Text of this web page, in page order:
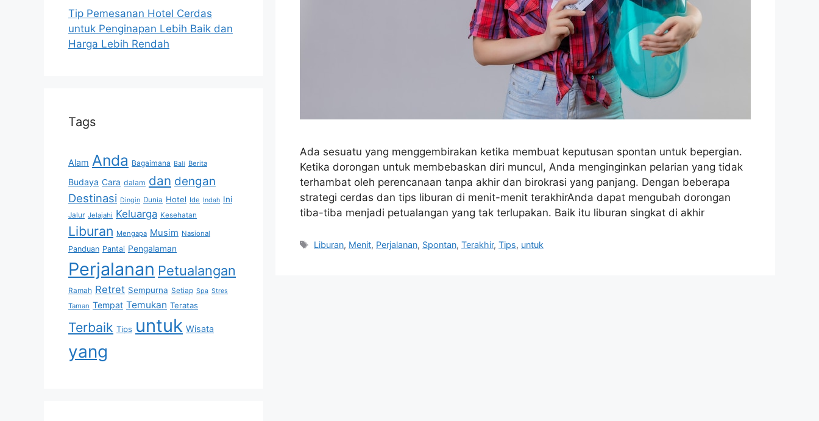
Ada sesuatu yang menggembirakan ketika membuat keputusan spontan untuk bepergian.
Ketika dorongan untuk membebaskan diri muncul, Anda menginginkan pelarian yang tidak
terhambat oleh perencanaan tanpa akhir dan birokrasi yang panjang. Dengan beberapa
strategi cerdas dan tips liburan di menit-menit terakhirAnda dapat mengubah dorongan
tiba-tiba menjadi petualangan yang tak terlupakan. Baik itu liburan singkat di akhir
Tags
Liburan, Menit, Perjalanan, Spontan,Terakhir,Tips, untuk
Tip Pemesanan Hotel Cerdas
untuk Penginapan Lebih Baik dan
Harga Lebih Rendah
Tags
Alam Anda Bagaimana Bali Berita
Budaya Cara dalam dan dengan
Destinasi Dingin Dunia Hotel Ide Indah Ini
Jalur Jelajahi Keluarga Kesehatan
Liburan Mengapa Musim Nasional
Panduan Pantai Pengalaman
Perjalanan Petualangan
Ramah Retret Sempurna Setiap Spa Stres
Taman Tempat Temukan Teratas
Terbaik Tips untuk Wisata
yang